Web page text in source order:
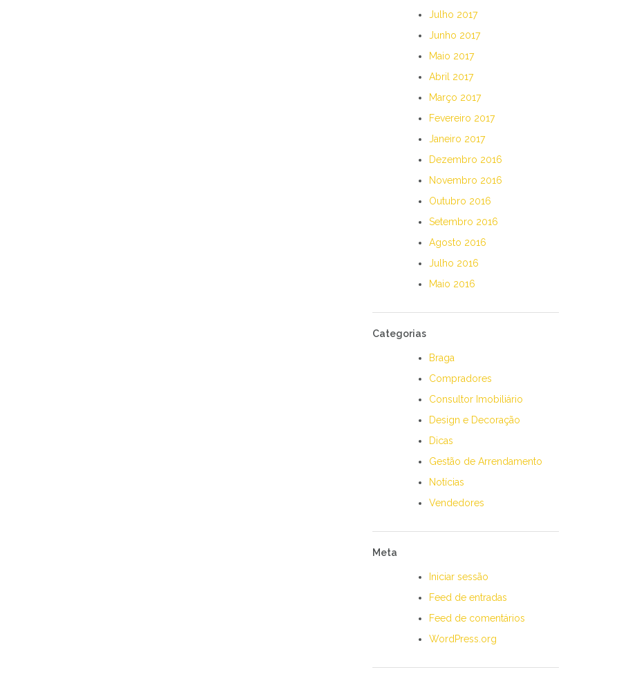
Julho 2017
Junho 2017
Maio 2017
Abril 2017
Março 2017
Fevereiro 2017
Janeiro 2017
Dezembro 2016
Novembro 2016
Outubro 2016
Setembro 2016
Agosto 2016
Julho 2016
Maio 2016
Categorias
Braga
Compradores
Consultor Imobiliário
Design e Decoração
Dicas
Gestão de Arrendamento
Notícias
Vendedores
Meta
Iniciar sessão
Feed de entradas
Feed de comentários
WordPress.org